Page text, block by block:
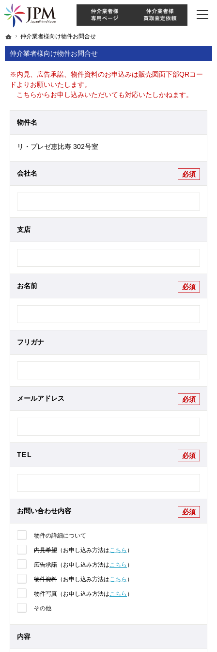
ホーム
仲介業者様向け物件お問合せ
仲介業者様向け物件お問合せ
東京・神奈川・埼玉・千葉のリノベーション住宅や中古マンションを手がける会
【物件買取強化中！】リノベーション住宅・不動産・中古マンションならJPM
※内見、広告承諾、物件資料のお申込みは販売図面下部QRコー
ドよりお願いいたします。
こちらからお申し込みいただいても対応いたしかねます。
物件名
リ・プレゼ恵比寿 302号室
会社名 必須
支店
お名前 必須
フリガナ
メールアドレス 必須
TEL 必須
お問い合わせ内容 必須
物件の詳細について
内見希望 （お申し込み方法はこちら ）
広告承諾 （お申し込み方法はこちら ）
物件資料 （お申し込み方法はこちら ）
物件写真 （お申し込み方法はこちら ）
その他
内容
ホーム
仲介業者様向け物件お問合せ